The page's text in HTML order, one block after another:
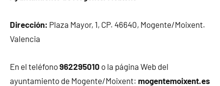
Dirección: Plaza Mayor, 1, CP. 46640, Mogente/Moixent.
Valencia
En el teléfono962295010 o la página Web del
ayuntamiento de Mogente/Moixent: mogentemoixent.es